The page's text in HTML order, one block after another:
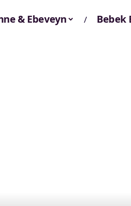
& Ebeveyn Bebek